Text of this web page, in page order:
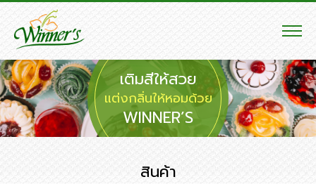
เติมสีให้สวย
แต่งกลิ่นให้หอมด้วย
WINNER’S
สินค้า